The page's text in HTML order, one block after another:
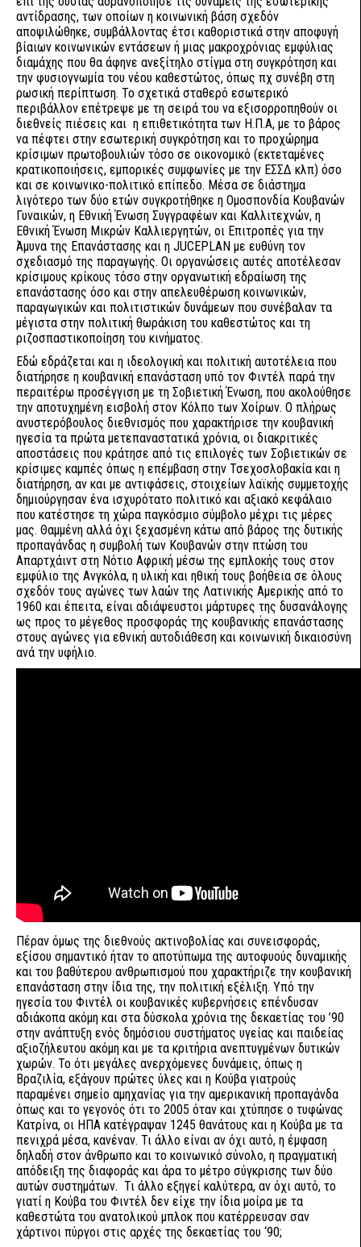
αντίδρασης, των οποίων η κοινωνική βάση σχεδόν
αποψιλώθηκε, συμβάλλοντας έτσι καθοριστικά στην αποφυγή
βίαιων κοινωνικών εντάσεων ή μιας μακροχρόνιας εμφύλιας
διαμάχης που θα άφηνε ανεξίτηλο στίγμα στη συγκρότηση και
την φυσιογνωμία του νέου καθεστώτος, όπως πχ συνέβη στη
ρωσική περίπτωση. Το σχετικά σταθερό εσωτερικό
περιβάλλον επέτρεψε με τη σειρά του να εξισορροπηθούν οι
διεθνείς πιέσεις και η επιθετικότητα των Η.Π.Α, με το βάρος
να πέφτει στην εσωτερική συγκρότηση και το προχώρημα
κρίσιμων πρωτοβουλιών τόσο σε οικονομικό (εκτεταμένες
κρατικοποιήσεις, εμπορικές συμφωνίες με την ΕΣΣΔ κλπ) όσο
και σε κοινωνικο-πολιτικό επίπεδο. Μέσα σε διάστημα
λιγότερο των δύο ετών συγκροτήθηκε η Ομοσπονδία Κουβανών
Γυναικών, η Εθνική Ένωση Συγγραφέων και Καλλιτεχνών, η
Εθνική Ένωση Μικρών Καλλιεργητών, οι Επιτροπές για την
Άμυνα της Επανάστασης και η JUCEPLAN με ευθύνη τον
σχεδιασμό της παραγωγής. Οι οργανώσεις αυτές αποτέλεσαν
κρίσιμους κρίκους τόσο στην οργανωτική εδραίωση της
επανάστασης όσο και στην απελευθέρωση κοινωνικών,
παραγωγικών και πολιτιστικών δυνάμεων που συνέβαλαν τα
μέγιστα στην πολιτική θωράκιση του καθεστώτος και τη
ριζοσπαστικοποίηση του κινήματος.
Εδώ εδράζεται και η ιδεολογική και πολιτική αυτοτέλεια που
διατήρησε η κουβανική επανάσταση υπό τον Φιντέλ παρά την
περαιτέρω προσέγγιση με τη Σοβιετική Ένωση, που ακολούθησε
την αποτυχημένη εισβολή στον Κόλπο των Χοίρων. Ο πλήρως
ανυστερόβουλος διεθνισμός που χαρακτήρισε την κουβανική
ηγεσία τα πρώτα μετεπαναστατικά χρόνια, οι διακριτικές
αποστάσεις που κράτησε από τις επιλογές των Σοβιετικών σε
κρίσιμες καμπές όπως η επέμβαση στην Τσεχοσλοβακία και η
διατήρηση, αν και με αντιφάσεις, στοιχείων λαϊκής συμμετοχής
δημιούργησαν ένα ισχυρότατο πολιτικό και αξιακό κεφάλαιο
που κατέστησε τη χώρα παγκόσμιο σύμβολο μέχρι τις μέρες
μας. Θαμμένη αλλά όχι ξεχασμένη κάτω από βάρος της δυτικής
προπαγάνδας η συμβολή των Κουβανών στην πτώση του
Απαρτχάιντ στη Νότιο Αφρική μέσω της εμπλοκής τους στον
εμφύλιο της Ανγκόλα, η υλική και ηθική τους βοήθεια σε όλους
σχεδόν τους αγώνες των λαών της Λατινικής Αμερικής από το
1960 και έπειτα, είναι αδιάψευστοι μάρτυρες της δυσανάλογης
ως προς το μέγεθος προσφοράς της κουβανικής επανάστασης
στους αγώνες για εθνική αυτοδιάθεση και κοινωνική δικαιοσύνη
ανά την υφήλιο.
Πέραν όμως της διεθνούς ακτινοβολίας και συνεισφοράς,
εξίσου σημαντικό ήταν το αποτύπωμα της αυτοφυούς δυναμικής
και του βαθύτερου ανθρωπισμού που χαρακτήριζε την κουβανική
επανάσταση στην ίδια της, την πολιτική εξέλιξη. Υπό την
ηγεσία του Φιντέλ οι κουβανικές κυβερνήσεις επένδυσαν
αδιάκοπα ακόμη και στα δύσκολα χρόνια της δεκαετίας του ’90
στην ανάπτυξη ενός δημόσιου συστήματος υγείας και παιδείας
αξιοζήλευτου ακόμη και με τα κριτήρια ανεπτυγμένων δυτικών
χωρών. Το ότι μεγάλες ανερχόμενες δυνάμεις, όπως η
Βραζιλία, εξάγουν πρώτες ύλες και η Κούβα γιατρούς
παραμένει σημείο αμηχανίας για την αμερικανική προπαγάνδα
όπως και το γεγονός ότι το 2005 όταν και χτύπησε ο τυφώνας
Κατρίνα, οι ΗΠΑ κατέγραψαν 1245 θανάτους και η Κούβα με τα
πενιχρά μέσα, κανέναν. Τι άλλο είναι αν όχι αυτό, η έμφαση
δηλαδή στον άνθρωπο και το κοινωνικό σύνολο, η πραγματική
απόδειξη της διαφοράς και άρα το μέτρο σύγκρισης των δύο
αυτών συστημάτων. Τι άλλο εξηγεί καλύτερα, αν όχι αυτό, το
γιατί η Κούβα του Φιντέλ δεν είχε την ίδια μοίρα με τα
καθεστώτα του ανατολικού μπλοκ που κατέρρευσαν σαν
χάρτινοι πύργοι στις αρχές της δεκαετίας του ‘90;